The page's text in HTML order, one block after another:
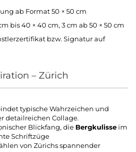
ab Format 50 × 50 cm
bis 40 × 40 cm, 3 cm ab 50 × 50 cm
bzw. Signatur auf
– Zürich
typische Wahrzeichen und
detailreichen Collage.
Blickfang, die Bergkulisse im
Schriftzüge
von Zürichs spannender